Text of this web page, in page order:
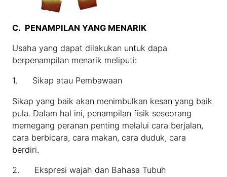
C. PENAMPILAN YANG MENARIK
Usaha yang dapat dilakukan untuk dapa
berpenampilan menarik meliputi:
1. Sikap atau Pembawaan
Sikap yang baik akan menimbulkan kesan yang baik
pula. Dalam hal ini, penampilan fisik seseorang
memegang peranan penting melalui cara berjalan,
cara berbicara, cara makan, cara duduk, cara
berdiri.
2. Ekspresi wajah dan Bahasa Tubuh